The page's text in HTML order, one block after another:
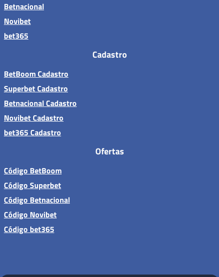
Betnacional
Novibet
bet365
Cadastro
BetBoom Cadastro
Superbet Cadastro
Betnacional Cadastro
Novibet Cadastro
bet365 Cadastro
Ofertas
Código BetBoom
Código Superbet
Código Betnacional
Código Novibet
Código bet365